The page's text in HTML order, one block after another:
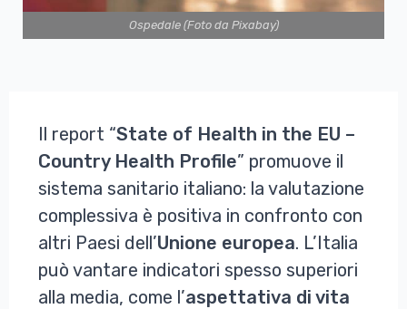
Ospedale (Foto da Pixabay)
Il report “State of Health in the EU –
Country Health Profile” promuove il
sistema sanitario italiano: la valutazione
complessiva è positiva in confronto con
altri Paesi dell’Unione europea. L’Italia
può vantare indicatori spesso superiori
alla media, come l’aspettativa di vita